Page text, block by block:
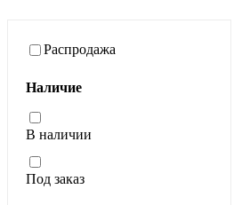
Распродажа
Наличие
В наличии
Под заказ